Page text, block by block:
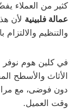
كثير من العملاء
عمالة فلبينية لأن
والتنظيم والالتزام
في كلين هوم نوفر
الأثاث والأسطح
دون فوضى، مع
وقت العميل.